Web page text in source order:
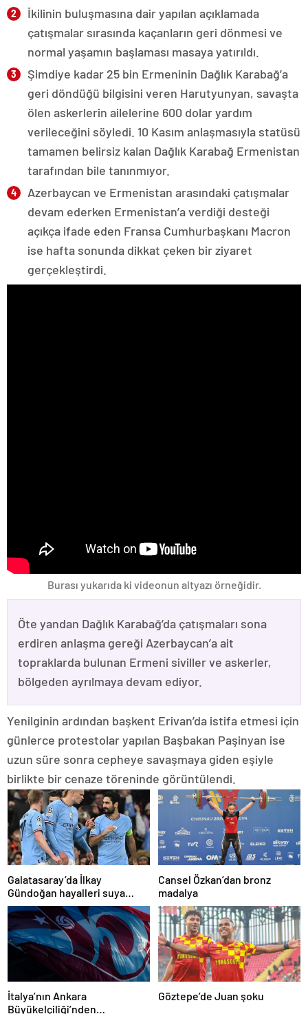
İkilinin buluşmasına dair yapılan açıklamada
çatışmalar sırasında kaçanların geri dönmesi ve
normal yaşamın başlaması masaya yatırıldı.
Şimdiye kadar 25 bin Ermeninin Dağlık Karabağ’a
geri döndüğü bilgisini veren Harutyunyan, savaşta
ölen askerlerin ailelerine 600 dolar yardım
verileceğini söyledi. 10 Kasım anlaşmasıyla statüsü
tamamen belirsiz kalan Dağlık Karabağ Ermenistan
tarafından bile tanınmıyor.
Azerbaycan ve Ermenistan arasındaki çatışmalar
devam ederken Ermenistan’a verdiği desteği
açıkça ifade eden Fransa Cumhurbaşkanı Macron
ise hafta sonunda dikkat çeken bir ziyaret
gerçekleştirdi.
Burası yukarıda ki videonun altyazı örneğidir.
Öte yandan Dağlık Karabağ’da çatışmaları sona
erdiren anlaşma gereği Azerbaycan’a ait
topraklarda bulunan Ermeni siviller ve askerler,
bölgeden ayrılmaya devam ediyor.
Yenilginin ardından başkent Erivan’da istifa etmesi için
günlerce protestolar yapılan Başbakan Paşinyan ise
uzun süre sonra cepheye savaşmaya giden eşiyle
birlikte bir cenaze töreninde görüntülendi.
Galatasaray’da İlkay
Gündoğan hayalleri suya
düştü
Cansel Özkan’dan bronz
madalya
İtalya’nın Ankara
Büyükelçiliği’nden
Göztepe’de Juan şoku